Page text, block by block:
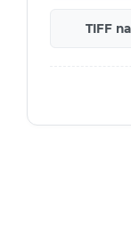
TIFF